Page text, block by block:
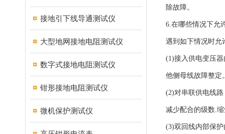
接地引下线导通测试仪
大型地网接地电阻测试仪
数字式接地电阻测试仪
钳形接地电阻测试仪
微机保护测试仪
除故障。
6.在哪些情况下允
遇到如下情况时
(1)接入供电变压
他侧母线故障整
(2)对串联供电线
减少配合的级数.
(3)双回线内部保